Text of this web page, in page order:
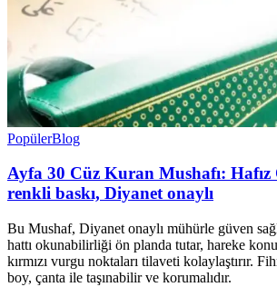
PopülerBlog
Ayfa 30 Cüz Kuran Mushafı: Hafız
renkli baskı, Diyanet onaylı
Bu Mushaf, Diyanet onaylı mühürle güven
hattı okunabilirliği ön planda tutar, hareke
kırmızı vurgu noktaları tilaveti kolaylaştırır.
boy, çanta ile taşınabilir ve korumalıdır.